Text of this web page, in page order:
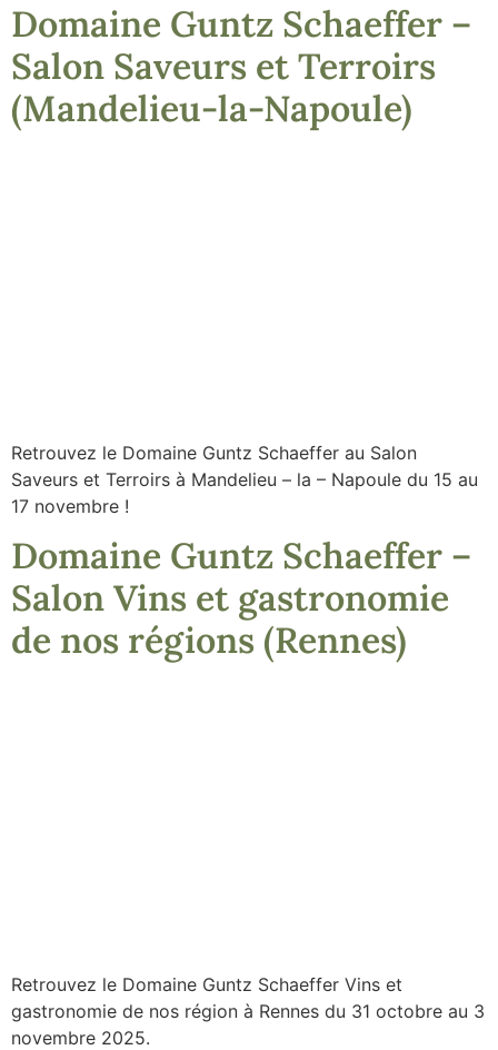
Domaine Guntz Schaeffer –
Salon Saveurs et Terroirs
(Mandelieu-la-Napoule)
Retrouvez le Domaine Guntz Schaeffer au Salon
Saveurs et Terroirs à Mandelieu – la – Napoule du 15 au
17 novembre !
Domaine Guntz Schaeffer –
Salon Vins et gastronomie
de nos régions (Rennes)
Retrouvez le Domaine Guntz Schaeffer Vins et
gastronomie de nos région à Rennes du 31 octobre au 3
novembre 2025.